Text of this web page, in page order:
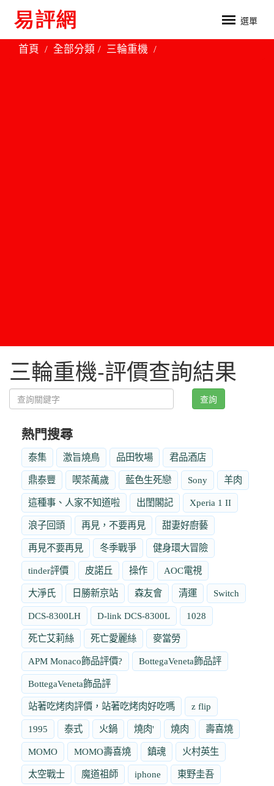
選單
首頁 全部分類 三輪重機
三輪重機-評價查詢結果
查詢
熱門搜尋
泰集 激旨燒鳥 品田牧場 君品酒店
鼎泰豐 喫茶萬歲 藍色生死戀 Sony 羊肉
這種事、人家不知道啦 出閨閣記 Xperia 1 II
浪子回頭 再見，不要再見 甜妻好廚藝
再見不要再見 冬季戰爭 健身環大冒險
tinder評價 皮諾丘 操作 AOC電視
大淨氏 日勝新京站 森友會 清運 Switch
DCS-8300LH D-link DCS-8300L 1028
死亡艾莉絲 死亡愛麗絲 麥當勞
APM Monaco飾品評價? BottegaVeneta飾品評
BottegaVeneta飾品評
站著吃烤肉評價，站著吃烤肉好吃嗎 z flip
1995 泰式 火鍋 燒肉' 燒肉 壽喜燒
MOMO MOMO壽喜燒 鎮魂 火村英生
太空戰士 魔道祖師 iphone 東野圭吾